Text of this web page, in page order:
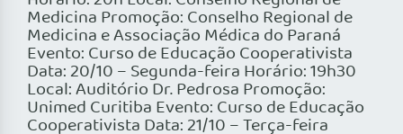
Medicina Promoção: Conselho Regional de
Medicina e Associação Médica do Paraná
Evento: Curso de Educação Cooperativista
Data: 20/10 – Segunda-feira Horário: 19h30
Local: Auditório Dr. Pedrosa Promoção:
Unimed Curitiba Evento: Curso de Educação
Cooperativista Data: 21/10 – Terça-feira